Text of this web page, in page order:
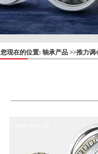
您现在的位置: 轴承产品 >>推力调